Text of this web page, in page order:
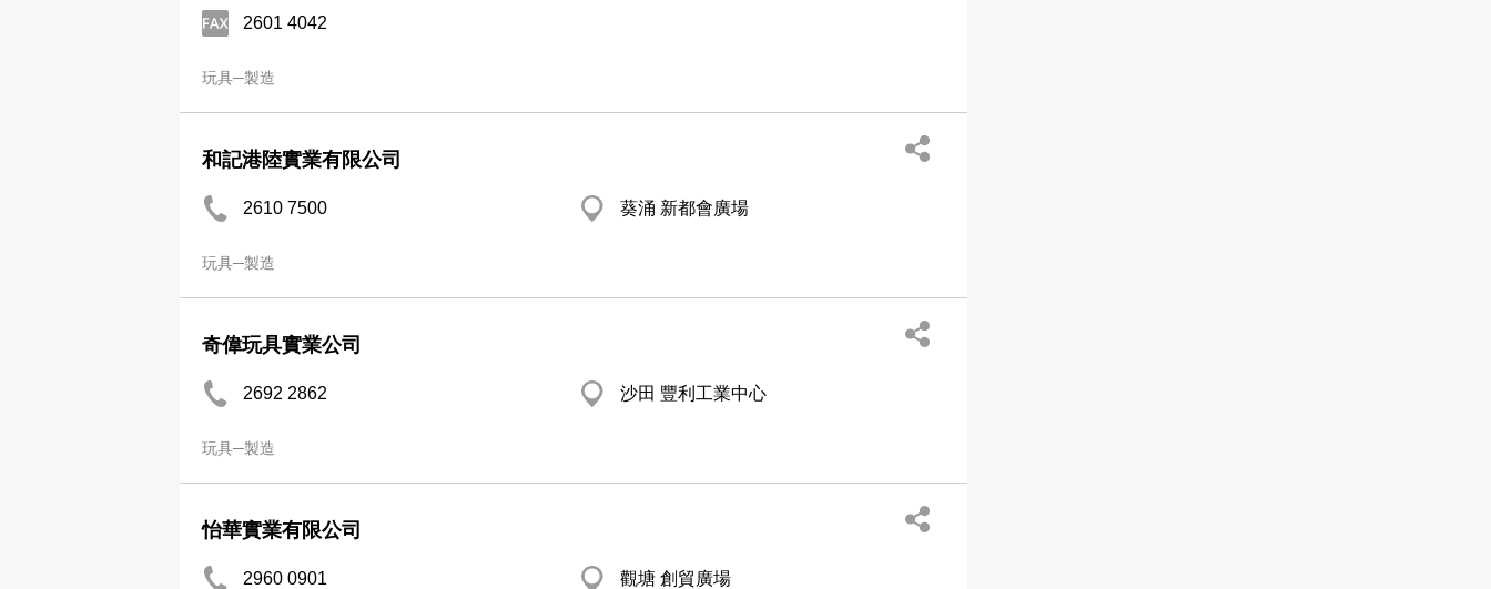
2601 4042
玩具─製造
和記港陸實業有限公司
2610 7500 葵涌 新都會廣場
玩具─製造
奇偉玩具實業公司
2692 2862 沙田 豐利工業中心
玩具─製造
怡華實業有限公司
2960 0901 觀塘 創貿廣場